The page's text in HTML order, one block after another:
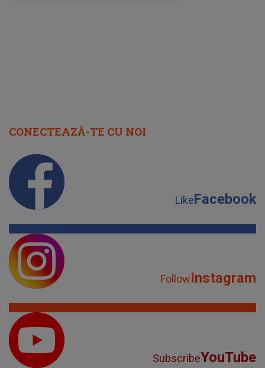
CONECTEAZĂ-TE CU NOI
LikeFacebook
FollowInstagram
SubscribeYouTube